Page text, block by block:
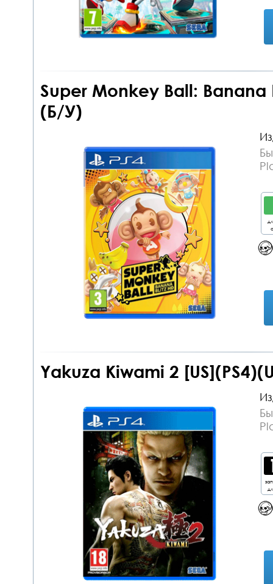
Super Monkey Ball: Banana
(Б/У)
Yakuza Kiwami 2